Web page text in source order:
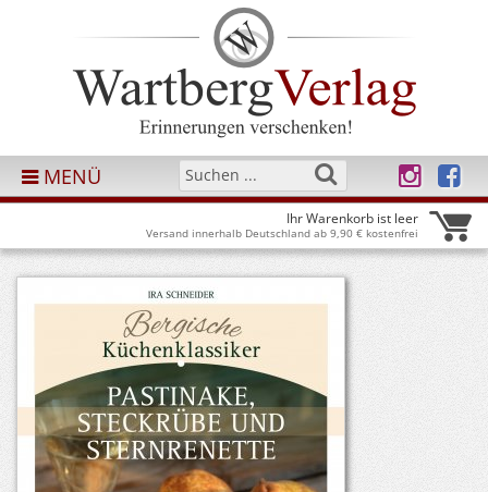
MENÜ
Ihr Warenkorb ist leer
Versand innerhalb Deutschland ab 9,90 € kostenfrei